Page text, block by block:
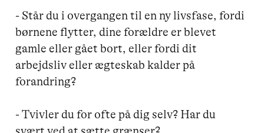
- Står du i overgangen til en ny livsfase, fordi
børnene flytter, dine forældre er blevet
gamle eller gået bort, eller fordi dit
arbejdsliv eller ægteskab kalder på
forandring?
- Tvivler du for ofte på dig selv? Har du